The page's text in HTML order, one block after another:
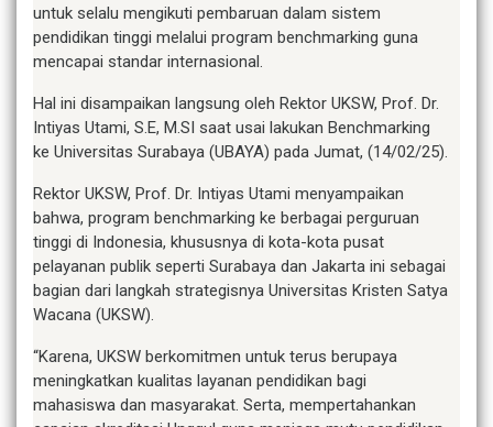
untuk selalu mengikuti pembaruan dalam sistem
pendidikan tinggi melalui program benchmarking guna
mencapai standar internasional.
Hal ini disampaikan langsung oleh Rektor UKSW, Prof. Dr.
Intiyas Utami, S.E, M.SI saat usai lakukan Benchmarking
ke Universitas Surabaya (UBAYA) pada Jumat, (14/02/25).
Rektor UKSW, Prof. Dr. Intiyas Utami menyampaikan
bahwa, program benchmarking ke berbagai perguruan
tinggi di Indonesia, khususnya di kota-kota pusat
pelayanan publik seperti Surabaya dan Jakarta ini sebagai
bagian dari langkah strategisnya Universitas Kristen Satya
Wacana (UKSW).
“Karena, UKSW berkomitmen untuk terus berupaya
meningkatkan kualitas layanan pendidikan bagi
mahasiswa dan masyarakat. Serta, mempertahankan